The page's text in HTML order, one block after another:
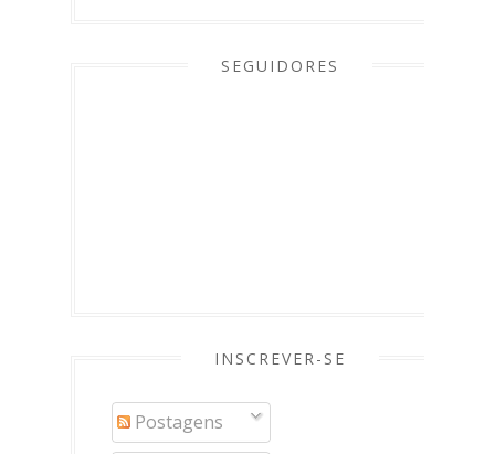
SEGUIDORES
INSCREVER-SE
Postagens